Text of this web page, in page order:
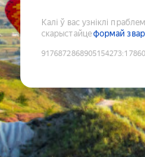
Калі ў вас узніклі
скарыстайцеформай
9176872868905154273: